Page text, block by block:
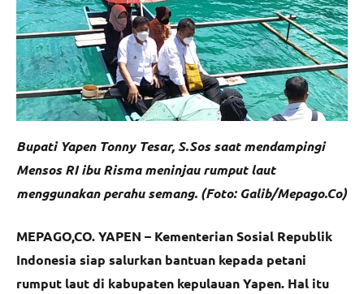
Bupati Yapen Tonny Tesar, S.Sos saat mendampingi
Mensos RI ibu Risma meninjau rumput laut
menggunakan perahu semang. (Foto: Galib/Mepago.Co)
MEPAGO,CO. YAPEN – Kementerian Sosial Republik
Indonesia siap salurkan bantuan kepada petani
rumput laut di kabupaten kepulauan Yapen. Hal itu